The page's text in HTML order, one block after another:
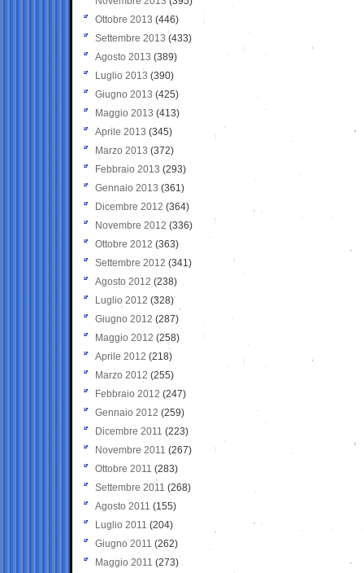
Ottobre 2013 (446)
Settembre 2013 (433)
Agosto 2013 (389)
Luglio 2013 (390)
Giugno 2013 (425)
Maggio 2013 (413)
Aprile 2013 (345)
Marzo 2013 (372)
Febbraio 2013 (293)
Gennaio 2013 (361)
Dicembre 2012 (364)
Novembre 2012 (336)
Ottobre 2012 (363)
Settembre 2012 (341)
Agosto 2012 (238)
Luglio 2012 (328)
Giugno 2012 (287)
Maggio 2012 (258)
Aprile 2012 (218)
Marzo 2012 (255)
Febbraio 2012 (247)
Gennaio 2012 (259)
Dicembre 2011 (223)
Novembre 2011 (267)
Ottobre 2011 (283)
Settembre 2011 (268)
Agosto 2011 (155)
Luglio 2011 (204)
Giugno 2011 (262)
Maggio 2011 (273)